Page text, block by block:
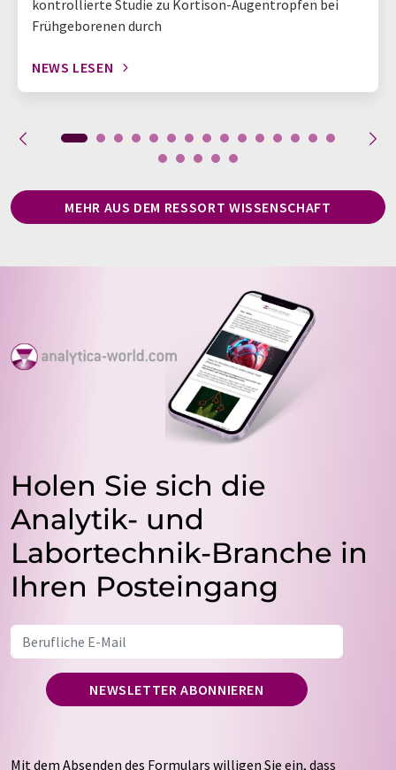
kontrollierte Studie zu Kortison-Augentropfen bei
Frühgeborenen durch
NEWS LESEN
MEHR AUS DEM RESSORT WISSENSCHAFT
Holen Sie sich die
Analytik- und
Labortechnik-Branche in
Ihren Posteingang
NEWSLETTER ABONNIEREN
Mit dem Absenden des Formulars willigen Sie ein, dass